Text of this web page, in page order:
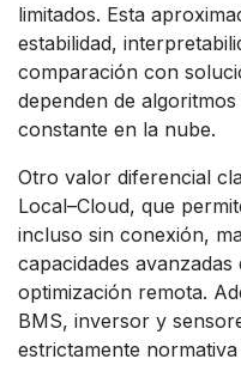
limitados. Esta
estabilidad,
comparación con
dependen de
constante en la nube.
Otro valor diferencial
Local–Cloud, que
incluso sin conexión,
capacidades
optimización remota.
BMS, inversor y
estrictamente